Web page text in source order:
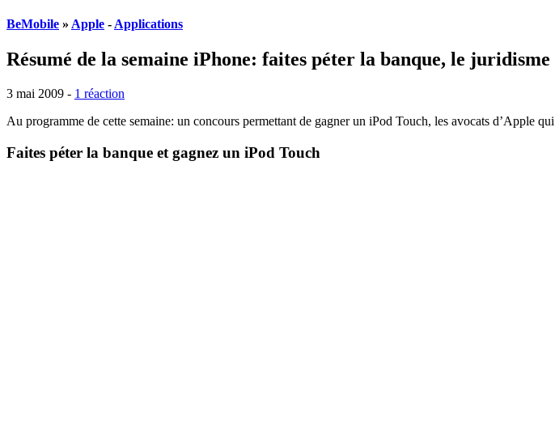
BeMobile » Apple - Applications
Résumé de la semaine iPhone: faites péter la banque, le
3 mai 2009 - 1 réaction
Au programme de cette semaine: un concours permettant de gagner un iPod Touch, les avocats d’Apple
Faites péter la banque et gagnez un iPod Touch